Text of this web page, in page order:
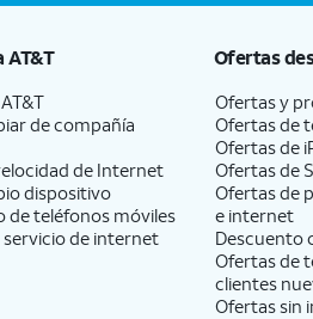
AT&T
AT&T
de compañía
de Internet
dispositivo
de teléfonos móviles
servicio de internet
Ofertas
Ofertas y
Ofertas de
Ofertas de
Ofertas de
Ofertas de
e internet
Descuento
Ofertas de
clientes
Ofertas sin